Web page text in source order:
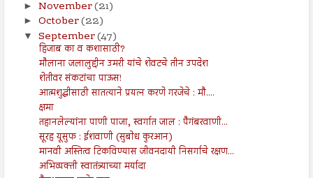
► November(21)
► October(22)
▼ September(47)
हिजाब का व कशासाठी?
मौलाना जलालुद्दीन उमरी यांचे शेवटचे तीन उपदेश
शेतीवर संकटांचा पाऊस!
आत्मशुद्धीसाठी सातत्याने प्रयत्न करणे गरजेचे : मौ....
क्षमा
तहानलेल्यांना पाणी पाजा, स्वर्गात जाल : पैगंबरवाणी...
सूरह यूसुफ : ईशवाणी (सुबोध कुरआन)
मानवी अस्तित्व टिकविण्यास जीवनदायी निसर्गाचे रक्षण...
अभिव्यक्ती स्वातंत्र्याच्या मर्यादा